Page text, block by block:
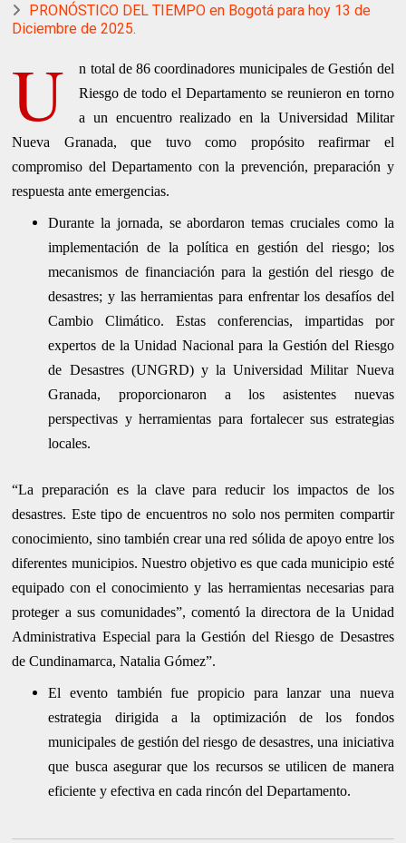
PRONÓSTICO DEL TIEMPO en Bogotá para hoy 13 de
Diciembre de 2025.
U
n total de 86 coordinadores municipales de Gestión del
Riesgo de todo el Departamento se reunieron en torno
a un encuentro realizado en la Universidad Militar
Nueva Granada, que tuvo como propósito reafirmar el
compromiso del Departamento con la prevención, preparación y
respuesta ante emergencias.
Durante la jornada, se abordaron temas cruciales como la
implementación de la política en gestión del riesgo; los
mecanismos de financiación para la gestión del riesgo de
desastres; y las herramientas para enfrentar los desafíos del
Cambio Climático. Estas conferencias, impartidas por
expertos de la Unidad Nacional para la Gestión del Riesgo
de Desastres (UNGRD) y la Universidad Militar Nueva
Granada, proporcionaron a los asistentes nuevas
perspectivas y herramientas para fortalecer sus estrategias
locales.
“La preparación es la clave para reducir los impactos de los
desastres. Este tipo de encuentros no solo nos permiten compartir
conocimiento, sino también crear una red sólida de apoyo entre los
diferentes municipios. Nuestro objetivo es que cada municipio esté
equipado con el conocimiento y las herramientas necesarias para
proteger a sus comunidades”, comentó la directora de la Unidad
Administrativa Especial para la Gestión del Riesgo de Desastres
de Cundinamarca, Natalia Gómez”.
El evento también fue propicio para lanzar una nueva
estrategia dirigida a la optimización de los fondos
municipales de gestión del riesgo de desastres, una iniciativa
que busca asegurar que los recursos se utilicen de manera
eficiente y efectiva en cada rincón del Departamento.